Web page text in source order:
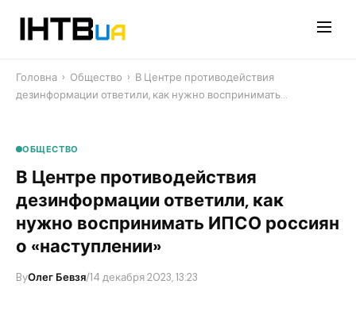
Головна › Общество › В Центре противодействия
дезинформации ответили, ​как нужно воспринимать…
ОБЩЕСТВО
В Центре противодействия
дезинформации ответили, ​как
нужно воспринимать ИПСО россиян
о «наступлении»
ByОлег Бевзя/14 декабря 2023, 13:23